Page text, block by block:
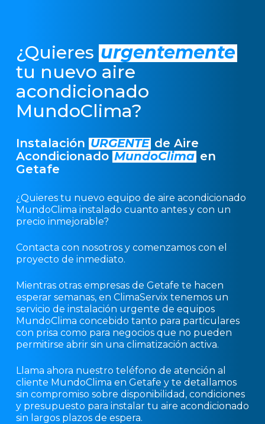
¿Quieres urgentemente
tu nuevo aire
acondicionado
MundoClima?
Instalación URGENTE de Aire
Acondicionado MundoClima en
Getafe
¿Quieres tu nuevo equipo de aire acondicionado
MundoClima instalado cuanto antes y con un
precio inmejorable?
Contacta con nosotros y comenzamos con el
proyecto de inmediato.
Mientras otras empresas de Getafe te hacen
esperar semanas, en ClimaServix tenemos un
servicio de instalación urgente de equipos
MundoClima concebido tanto para particulares
con prisa como para negocios que no pueden
permitirse abrir sin una climatización activa.
Llama ahora nuestro teléfono de atención al
cliente MundoClima en Getafe y te detallamos
sin compromiso sobre disponibilidad, condiciones
y presupuesto para instalar tu aire acondicionado
sin largos plazos de espera.